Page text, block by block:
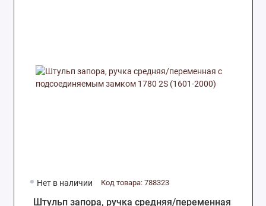
Нет в наличии Код товара: 788323
Штульп запора, ручка средняя/переменная